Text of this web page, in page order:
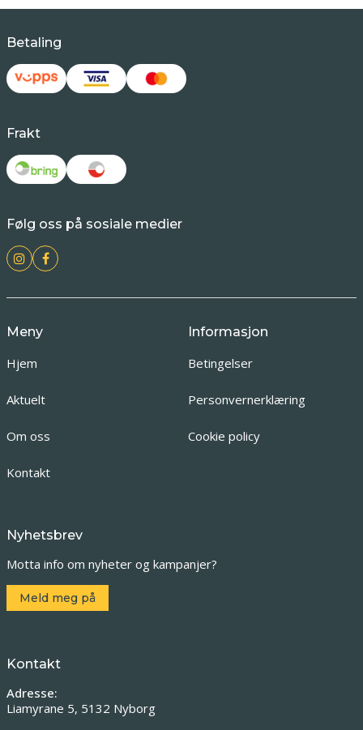
Betaling
Frakt
Følg oss på sosiale medier
Meny
Hjem
Aktuelt
Om oss
Kontakt
Informasjon
Betingelser
Personvernerklæring
Cookie policy
Nyhetsbrev
Motta info om nyheter og kampanjer?
Meld meg på
Kontakt
Adresse:
Liamyrane 5, 5132 Nyborg